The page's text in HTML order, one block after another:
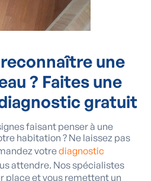
une
? Faites une
gratuit
faisant penser à une
habitation ? Ne laissez pas
votrediagnostic
attendre. Nos spécialistes
place et vous remettent un